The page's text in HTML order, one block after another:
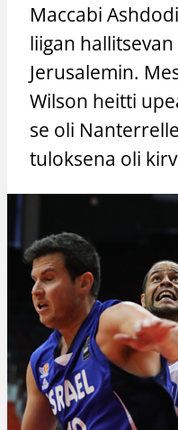
Maccabi
liigan
Jerusalemin.
Wilson heitti
se oli
tuloksena oli